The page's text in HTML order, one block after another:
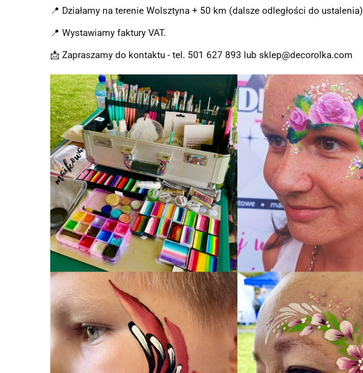
📍 Działamy na terenie Wolsztyna + 50 km (dalsze odległości do ustalenia)
📍 Wystawiamy faktury VAT.
📩 Zapraszamy do kontaktu - tel. 501 627 893 lub sklep@decorolka.com